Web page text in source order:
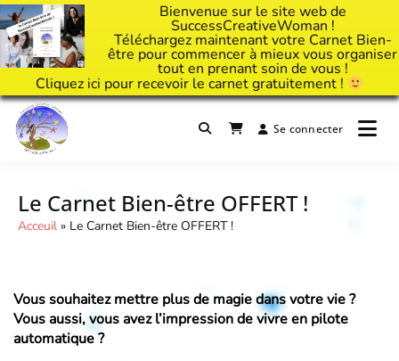
Bienvenue sur le site web de
SuccessCreativeWoman !
Téléchargez maintenant votre Carnet Bien-
être pour commencer à mieux vous organiser
tout en prenant soin de vous !
Cliquez ici pour recevoir le carnet gratuitement !
Passer
contenu
Il est temps d'ART'ivez votre vie !Se connecter
Le Carnet Bien-être OFFERT !
Acceuil » Le Carnet Bien-être OFFERT !
Vous souhaitez mettre plus de magie dans votre vie ?
Vous aussi, vous avez l’impression de vivre en pilote
automatique ?